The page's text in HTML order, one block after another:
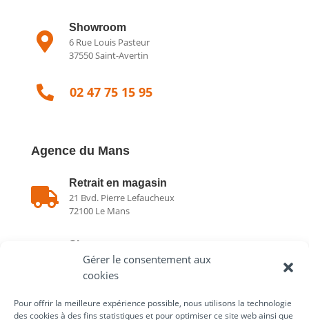
Gérer le consentement aux
cookies
Pour offrir la meilleure expérience possible, nous utilisons la technologie
des cookies à des fins statistiques et pour optimiser ce site web ainsi que

Showroom
6 Rue Louis Pasteur
37550 Saint-Avertin
 02 47 75 15 95
Agence du Mans

Retrait en magasin
21 Bvd. Pierre Lefaucheux
72100 Le Mans
Showroom
21 Bvd. Pierre Lefaucheux
72100 Le Mans
 02 43 75 78 75